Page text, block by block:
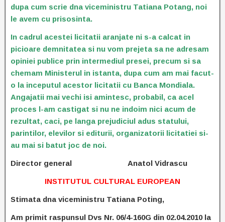
dupa cum scrie dna viceministru Tatiana Potang, noi
le avem cu prisosinta.
In cadrul acestei licitatii aranjate ni s-a calcat in
picioare demnitatea si nu vom prejeta sa ne adresam
opiniei publice prin intermediul presei, precum si sa
chemam Ministerul in istanta, dupa cum am mai facut-
o la inceputul acestor licitatii cu Banca Mondiala.
Angajatii mai vechi isi amintesc, probabil, ca acel
proces l-am castigat si nu ne indoim nici acum de
rezultat, caci, pe langa prejudiciul adus statului,
parintilor, elevilor si editurii, organizatorii licitatiei si-
au mai si batut joc de noi.
Director general Anatol Vidrascu
INSTITUTUL CULTURAL EUROPEAN
Stimata dna viceministru Tatiana Poting,
Am primit raspunsul Dvs Nr. 06/4-160G din 02.04.2010 la